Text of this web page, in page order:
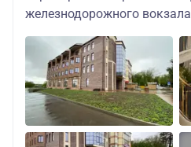
железнодорожного